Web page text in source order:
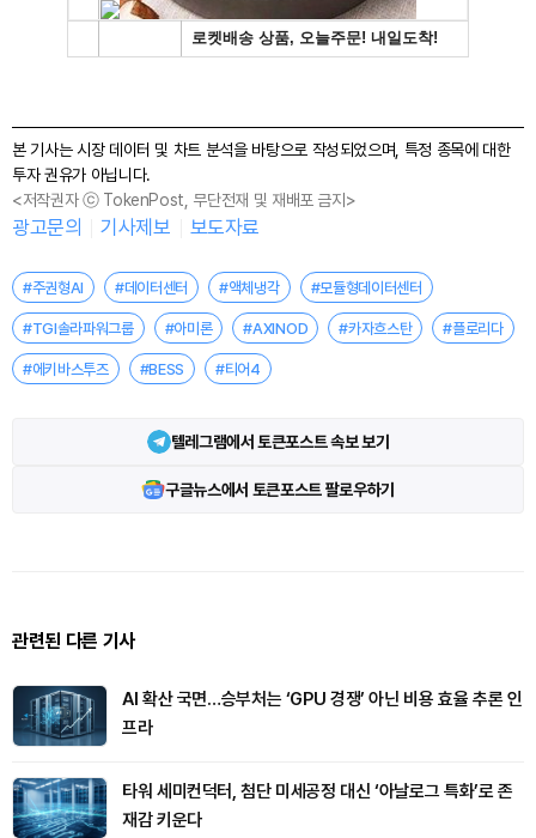
본 기사는 시장 데이터 및 차트 분석을 바탕으로 작성되었으며, 특정 종목에 대한
투자 권유가 아닙니다.
<저작권자 ⓒ TokenPost, 무단전재 및 재배포 금지>
광고문의 기사제보 보도자료
#주권형AI #데이터센터 #액체냉각 #모듈형데이터센터
#TGI솔라파워그룹 #아미론 #AXINOD #카자흐스탄 #플로리다
#에키바스투즈 #BESS #티어4
텔레그램에서 토큰포스트 속보 보기
구글뉴스에서 토큰포스트 팔로우하기
관련된 다른 기사
AI 확산 국면…승부처는 ‘GPU 경쟁’ 아닌 비용 효율 추론 인
프라
타워 세미컨덕터, 첨단 미세공정 대신 ‘아날로그 특화’로 존
재감 키운다